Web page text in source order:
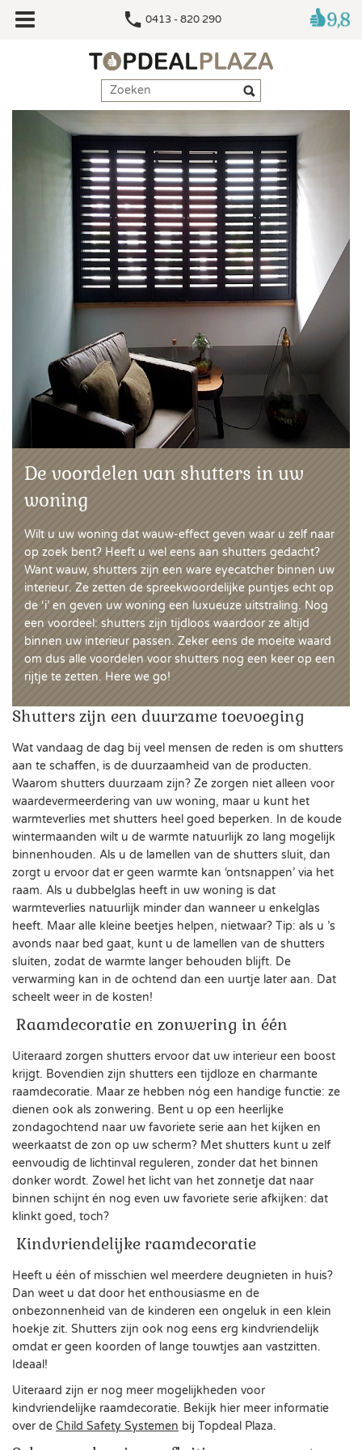
0413 - 820 290
De voordelen van shutters in uw
woning
Wilt u uw woning dat wauw-effect geven waar u zelf naar
op zoek bent? Heeft u wel eens aan shutters gedacht?
Want wauw, shutters zijn een ware eyecatcher binnen uw
interieur. Ze zetten de spreekwoordelijke puntjes echt op
de ‘i’ en geven uw woning een luxueuze uitstraling. Nog
een voordeel: shutters zijn tijdloos waardoor ze altijd
binnen uw interieur passen. Zeker eens de moeite waard
om dus alle voordelen voor shutters nog een keer op een
rijtje te zetten. Here we go!
Shutters zijn een duurzame toevoeging
Wat vandaag de dag bij veel mensen de reden is om shutters
aan te schaffen, is de duurzaamheid van de producten.
Waarom shutters duurzaam zijn? Ze zorgen niet alleen voor
waardevermeerdering van uw woning, maar u kunt het
warmteverlies met shutters heel goed beperken. In de koude
wintermaanden wilt u de warmte natuurlijk zo lang mogelijk
binnenhouden. Als u de lamellen van de shutters sluit, dan
zorgt u ervoor dat er geen warmte kan ‘ontsnappen’ via het
raam. Als u dubbelglas heeft in uw woning is dat
warmteverlies natuurlijk minder dan wanneer u enkelglas
heeft. Maar alle kleine beetjes helpen, nietwaar? Tip: als u ’s
avonds naar bed gaat, kunt u de lamellen van de shutters
sluiten, zodat de warmte langer behouden blijft. De
verwarming kan in de ochtend dan een uurtje later aan. Dat
scheelt weer in de kosten!
Raamdecoratie en zonwering in één
Uiteraard zorgen shutters ervoor dat uw interieur een boost
krijgt. Bovendien zijn shutters een tijdloze en charmante
raamdecoratie. Maar ze hebben nóg een handige functie: ze
dienen ook als zonwering. Bent u op een heerlijke
zondagochtend naar uw favoriete serie aan het kijken en
weerkaatst de zon op uw scherm? Met shutters kunt u zelf
eenvoudig de lichtinval reguleren, zonder dat het binnen
donker wordt. Zowel het licht van het zonnetje dat naar
binnen schijnt én nog even uw favoriete serie afkijken: dat
klinkt goed, toch?
Kindvriendelijke raamdecoratie
Heeft u één of misschien wel meerdere deugnieten in huis?
Dan weet u dat door het enthousiasme en de
onbezonnenheid van de kinderen een ongeluk in een klein
hoekje zit. Shutters zijn ook nog eens erg kindvriendelijk
omdat er geen koorden of lange touwtjes aan vastzitten.
Ideaal!
Uiteraard zijn er nog meer mogelijkheden voor
kindvriendelijke raamdecoratie. Bekijk hier meer informatie
over de Child Safety Systemen bij Topdeal Plaza.